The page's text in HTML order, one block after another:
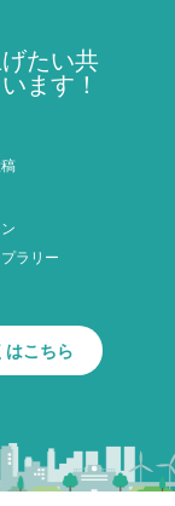
たい共
ます！
ラリー
はこちら